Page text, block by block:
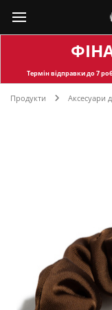
Термін відправкидо 7
Продукти Аксесуари